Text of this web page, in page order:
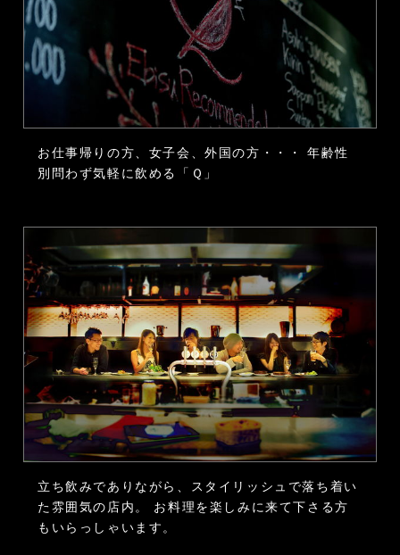
お仕事帰りの方、女子会、外国の方・・・
年齢性
別問わず気軽に飲める「Ｑ」
立ち飲みでありながら、スタイリッシュで落ち着い
た雰囲気の店内。
お料理を楽しみに来て下さる方
もいらっしゃいます。